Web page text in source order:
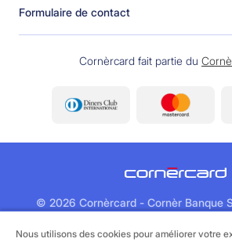
Formulaire de contact
Cornèrcard fait partie du
© 2026 Cornèrcard - Cornèr Banque
Nous utilisons des cookies pour améliorer votre